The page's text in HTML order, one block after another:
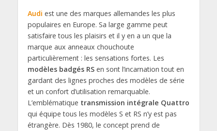
Audi est une des marques allemandes les plus
populaires en Europe. Sa large gamme peut
satisfaire tous les plaisirs et il y en a un que la
marque aux anneaux chouchoute
particulièrement : les sensations fortes. Les
modèles badgés RSen sont l’incarnation tout en
gardant des lignes proches des modèles de série
et un confort d’utilisation remarquable.
L’emblématique transmission intégrale Quattro
qui équipe tous les modèles S et RS n’y est pas
étrangère. Dès 1980, le concept prend de